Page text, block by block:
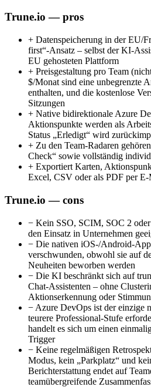
Trune.io — pros
+ Datenspeicherung in der EU/
first“-Ansatz – selbst der KI-
EU gehosteten Plattform
+ Preisgestaltung pro Team
$/Monat sind eine unbegrenzte
enthalten, und die kostenlose
Sitzungen
+ Native bidirektionale Azure
Aktionspunkte werden als
Status „Erledigt“ wird
+ Zu den Team-Radaren
Check“ sowie vollständig
+ Exportiert Karten,
Excel, CSV oder als PDF per
Trune.io — cons
− Kein SSO, SCIM, SOC 2
den Einsatz in Unternehmen
− Die nativen iOS-/Android-
verschwunden, obwohl sie auf
Neuheiten beworben werden
− Die KI beschränkt sich auf
Chat-Assistenten – ohne
Aktionserkennung oder
− Azure DevOps ist der einzige
teurere Professional-Stufe
handelt es sich um einen
Trigger
− Keine regelmäßigen
Modus, kein „Parkplatz“ und
Berichterstattung endet auf
teamübergreifende